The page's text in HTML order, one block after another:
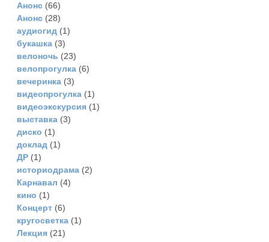
Анонс (66)
Анонс (28)
аудиогид (1)
букашка (3)
велоночь (23)
велопрогулка (6)
вечеринка (3)
видеопрогулка (1)
видеоэкскурсия (1)
выставка (3)
диско (1)
доклад (1)
ДР (1)
историодрама (2)
Карнавал (4)
кино (1)
Концерт (6)
кругосветка (1)
Лекция (21)